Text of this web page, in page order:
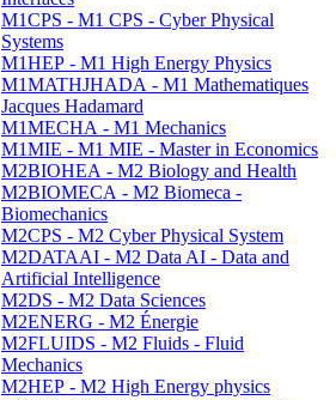
M1CPS - M1 CPS - Cyber Physical
Systems
M1HEP - M1 High Energy Physics
M1MATHJHADA - M1 Mathematiques
Jacques Hadamard
M1MECHA - M1 Mechanics
M1MIE - M1 MIE - Master in Economics
M2BIOHEA - M2 Biology and Health
M2BIOMECA - M2 Biomeca -
Biomechanics
M2CPS - M2 Cyber Physical System
M2DATAAI - M2 Data AI - Data and
Artificial Intelligence
M2DS - M2 Data Sciences
M2ENERG - M2 Énergie
M2FLUIDS - M2 Fluids - Fluid
Mechanics
M2HEP - M2 High Energy physics